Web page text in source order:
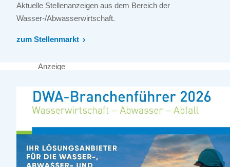
Aktuelle Stellenanzeigen aus dem Bereich der
Wasser-/Abwasserwirtschaft.
zum Stellenmarkt
Anzeige